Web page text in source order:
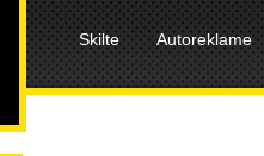
Skilte Autoreklame